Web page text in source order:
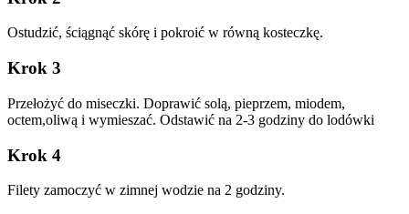
Ostudzić, ściągnąć skórę i pokroić w równą kosteczkę.
Krok 3
Przełożyć do miseczki. Doprawić solą, pieprzem, miodem,
octem,oliwą i wymieszać. Odstawić na 2-3 godziny do lodówki
Krok 4
Filety zamoczyć w zimnej wodzie na 2 godziny.